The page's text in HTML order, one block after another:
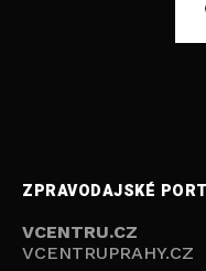
ZPRAVODAJSKÉ
VCENTRU.CZ
VCENTRUPRAHY.CZ